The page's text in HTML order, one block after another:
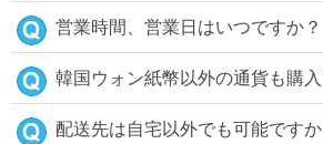
営業時間、営業日はいつですか？
韓国ウォン紙幣以外の通貨も購入
配送先は自宅以外でも可能ですか